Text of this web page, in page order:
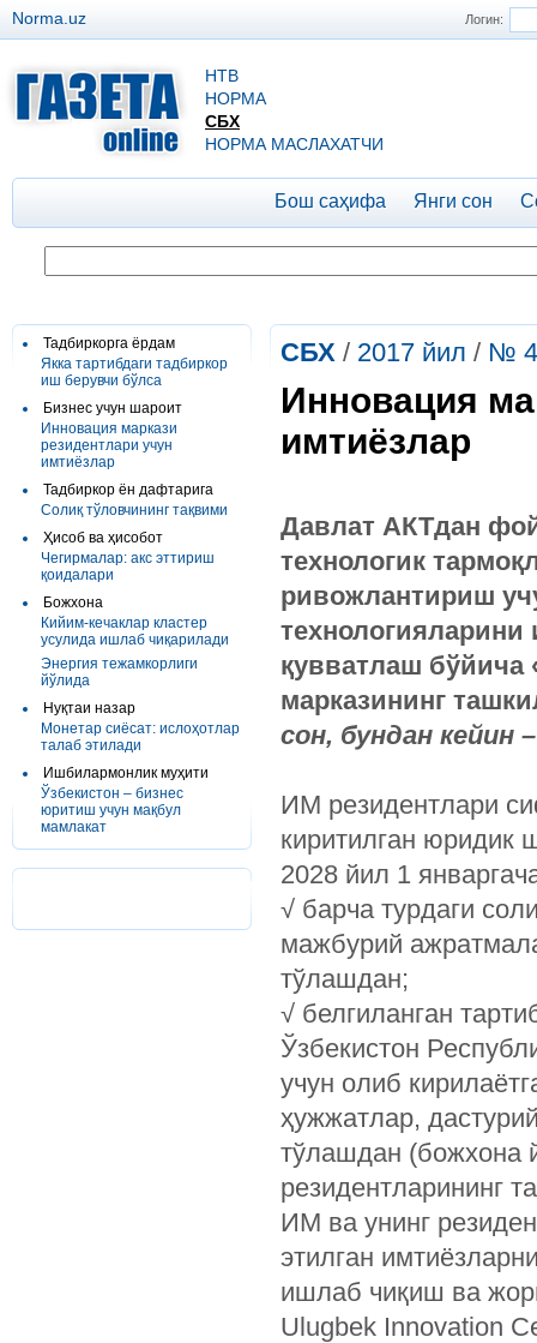
Логин:
Norma.uz
НТВ
НОРМА
СБХ
НОРМА МАСЛАХАТЧИ
Бош саҳифа Янги сон
Тадбиркорга ёрдам
Якка тартибдаги тадбиркор
иш берувчи бўлса
Бизнес учун шароит
Инновация маркази
резидентлари учун
имтиёзлар
Тадбиркор ён дафтарига
Солиқ тўловчининг тақвими
Ҳисоб ва ҳисобот
Чегирмалар: акс эттириш
қоидалари
Божхона
Кийим-кечаклар кластер
усулида ишлаб чиқарилади
Энергия тежамкорлиги
йўлида
Нуқтаи назар
Монетар сиёсат: ислоҳотлар
талаб этилади
Ишбилармонлик муҳити
Ўзбекистон – бизнес
юритиш учун мақбул
мамлакат
СБХ / 2017 йил / №
Инновация
имтиёзлар
Давлат АКТдан
технологик
ривожлантириш
қувватлаш бўйича
марказининг
сон, бундан кейин
ИМ резидентлари
киритилган юридик
2028 йил 1
√ барча турдаги
мажбурий
тўлашдан;
√ белгиланган
Ўзбекистон
учун олиб
ҳужжатлар,
тўлашдан (божхона
резидентларининг
ИМ ва унинг
этилган
ишлаб чиқиш ва
Ulugbek Innovation